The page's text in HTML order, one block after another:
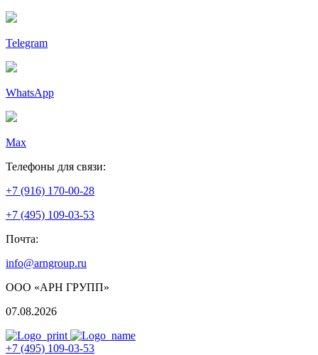
Telegram
WhatsApp
Max
Телефоны для связи:
+7 (916) 170-00-28
+7 (495) 109-03-53
Почта:
info@arngroup.ru
ООО «АРН ГРУПП»
07.08.2026
+7 (495) 109-03-53